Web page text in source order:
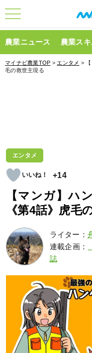
農業ニュース 農業ス
マイナビ農業TOP > エンタメ >
毛の救世主現る
エンタメ
+14
【マンガ】ハ
《第4話》虎毛
ライター：
連載企画：
誌